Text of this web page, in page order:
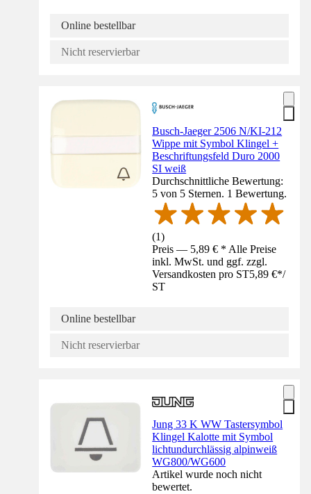
Online bestellbar
Nicht reservierbar
Busch-Jaeger 2506 N/KI-212
Wippe mit Symbol Klingel +
Beschriftungsfeld Duro 2000
SI weiß
Durchschnittliche Bewertung:
5 von 5 Sternen. 1 Bewertung.
(1)
Preis — 5,89 € * Alle Preise
inkl. MwSt. und ggf. zzgl.
Versandkosten pro ST5,89 €*/
ST
Online bestellbar
Nicht reservierbar
Jung 33 K WW Tastersymbol
Klingel Kalotte mit Symbol
lichtundurchlässig alpinweiß
WG800/WG600
Artikel wurde noch nicht
bewertet.